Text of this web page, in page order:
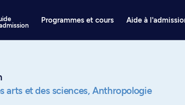
Programmes et cours Aide à
arts et des sciences, Anthropologie